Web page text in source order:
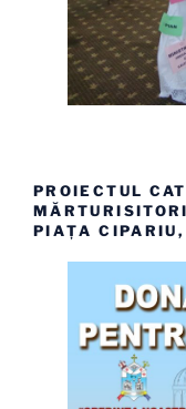
PROIECTUL
PIAȚA